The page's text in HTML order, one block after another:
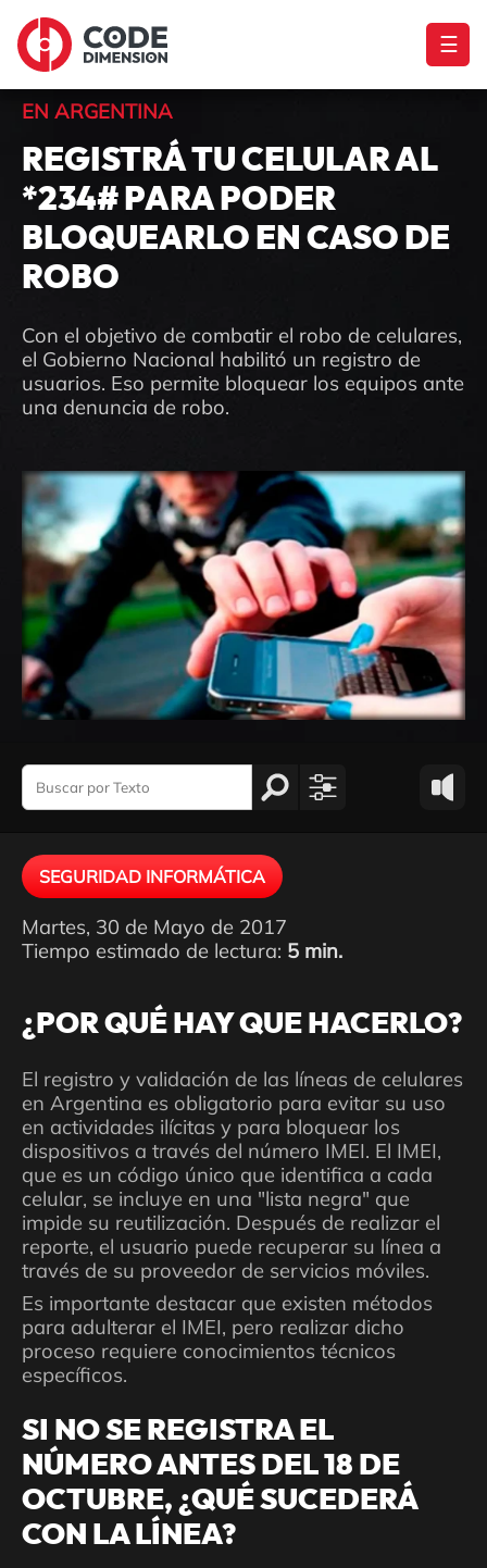
☰
EN ARGENTINA
REGISTRÁ TU CELULAR AL
*234# PARA PODER
BLOQUEARLO EN CASO DE
ROBO
Con el objetivo de combatir el robo de celulares,
el Gobierno Nacional habilitó un registro de
usuarios. Eso permite bloquear los equipos ante
una denuncia de robo.
SEGURIDAD INFORMÁTICA
Martes, 30 de Mayo de 2017
Tiempo estimado de lectura: 5 min.
¿POR QUÉ HAY QUE HACERLO?
El registro y validación de las líneas de celulares
en Argentina es obligatorio para evitar su uso
en actividades ilícitas y para bloquear los
dispositivos a través del número IMEI. El IMEI,
que es un código único que identifica a cada
celular, se incluye en una "lista negra" que
impide su reutilización. Después de realizar el
reporte, el usuario puede recuperar su línea a
través de su proveedor de servicios móviles.
Es importante destacar que existen métodos
para adulterar el IMEI, pero realizar dicho
proceso requiere conocimientos técnicos
específicos.
SI NO SE REGISTRA EL
NÚMERO ANTES DEL 18 DE
OCTUBRE, ¿QUÉ SUCEDERÁ
CON LA LÍNEA?